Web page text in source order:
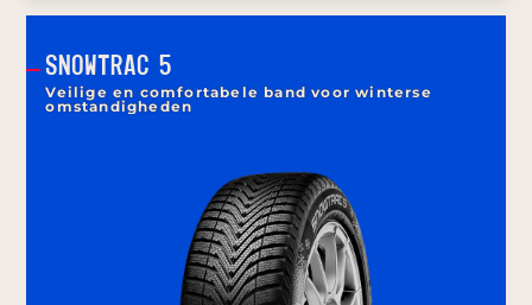
SNOWTRAC 5
Veilige en comfortabele band voor winterse
omstandigheden